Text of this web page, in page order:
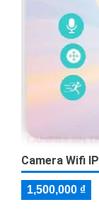
Camera Wifi
1,500,000 ₫